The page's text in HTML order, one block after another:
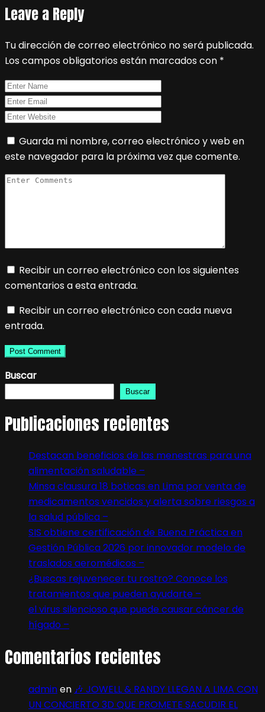
Leave a Reply
Tu dirección de correo electrónico no será publicada.
Los campos obligatorios están marcados con *
Guarda mi nombre, correo electrónico y web en
este navegador para la próxima vez que comente.
Recibir un correo electrónico con los siguientes
comentarios a esta entrada.
Recibir un correo electrónico con cada nueva
entrada.
Buscar
Buscar
Publicaciones recientes
Destacan beneficios de las menestras para una
alimentación saludable –
Minsa clausura 18 boticas en Lima por venta de
medicamentos vencidos y alerta sobre riesgos a
la salud pública –
SIS obtiene certificación de Buena Práctica en
Gestión Pública 2026 por innovador modelo de
traslados aeromédicos –
¿Buscas rejuvenecer tu rostro? Conoce los
tratamientos que pueden ayudarte –
el virus silencioso que puede causar cáncer de
hígado –
Comentarios recientes
adminen 🎶 JOWELL & RANDY LLEGAN A LIMA CON
UN CONCIERTO 3D QUE PROMETE SACUDIR EL